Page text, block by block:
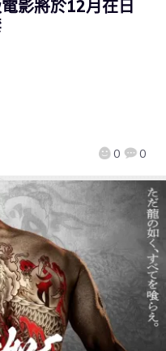
影將於12月在日
0 0